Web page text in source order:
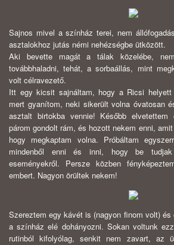
Sajnos mivel a színház terei, nem
asztalokhoz jutás némi nehézségbe ütközött.
Aki bevette magát a tálak közelébe,
továbbhaladni, tehát, a sorbaállás, mint
volt célravezető.
Itt egy kicsit sajnáltam, hogy a Ricsi helyett
mert gyanítom, neki sikerült volna óvatosan
asztalt birtokba vennie! Később
párom gondolt rám, és hozott nekem enni,
hogy megkaptam volna. Próbáltam
mindenből enni és inni, hogy be
eseményekről. Persze közben
embert. Nagyon örültek nekem!
Szereztem egy kávét is (nagyon finom volt) és
a színház elé dohányozni. Sokan voltunk
rutinból kifolyólag, senkit nem zavart, az